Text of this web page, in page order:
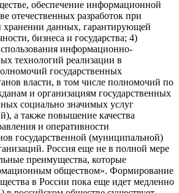
обеспечение информационной
отечественных разработок при
хранении данных, гарантирующей
бизнеса и государства; 4)
информационно-
технологий реализации в
государственных
власти, в том числе полномочий по
и организациям государственных
социально значимых услуг
а также повышение качества
и оперативности
государственной (муниципальной)
Россия еще не в полной мере
преимущества, которые
обществом». Формирование
в России пока еще идет медленно